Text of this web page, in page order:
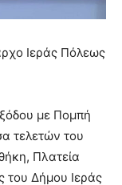
Ιεράς Πόλεως
με Πομπή
τελετών του
Πλατεία
του Δήμου Ιεράς